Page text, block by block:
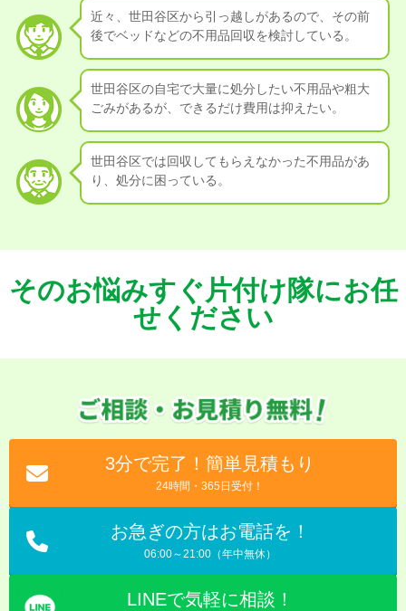
近々、世田谷区から引っ越しがあるので、その前
後でベッドなどの不用品回収を検討している。
世田谷区の自宅で大量に処分したい不用品や粗大
ごみがあるが、できるだけ費用は抑えたい。
世田谷区では回収してもらえなかった不用品があ
り、処分に困っている。
そのお悩みすぐ片付け隊にお任
せください
3分で完了！簡単見積もり
24時間・365日受付！
お急ぎの方はお電話を！
06:00～21:00（年中無休）
LINEで気軽に相談！